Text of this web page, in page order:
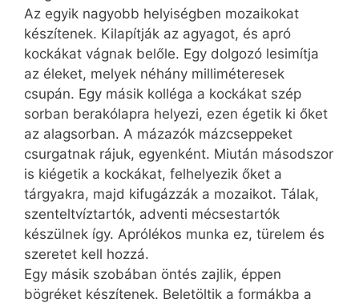
Az egyik nagyobb helyiségben mozaikokat
készítenek. Kilapítják az agyagot, és apró
kockákat vágnak belőle. Egy dolgozó lesimítja
az éleket, melyek néhány milliméteresek
csupán. Egy másik kolléga a kockákat szép
sorban berakólapra helyezi, ezen égetik ki őket
az alagsorban. A mázazók mázcseppeket
csurgatnak rájuk, egyenként. Miután másodszor
is kiégetik a kockákat, felhelyezik őket a
tárgyakra, majd kifugázzák a mozaikot. Tálak,
szenteltvíztartók, adventi mécsestartók
készülnek így. Aprólékos munka ez, türelem és
szeretet kell hozzá.
Egy másik szobában öntés zajlik, éppen
bögréket készítenek. Beletöltik a formákba a